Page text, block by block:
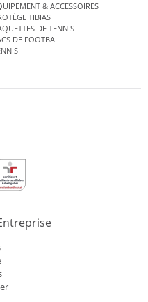
& ACCESSOIRES
TIBIAS
DE TENNIS
DE FOOTBALL